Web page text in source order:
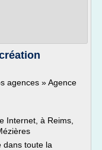
agences » Agence
Internet, à Reims,
dans toute la